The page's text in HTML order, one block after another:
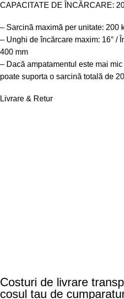
CAPACITATE DE ÎNCĂRCARE:
– Sarcină maximă per unitate: 200
– Unghi de încărcare maxim: 16° ​​​​/
400 mm
– Dacă ampatamentul este mai
poate suporta o sarcină totală de
Livrare & Retur
Costuri de livrare
cosul tau de